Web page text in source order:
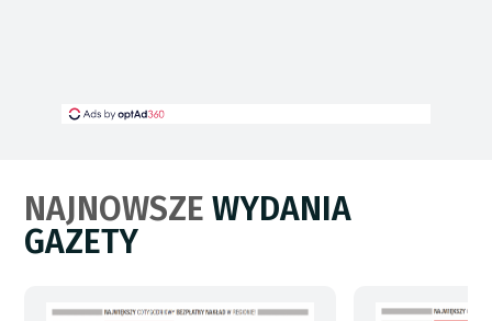
NAJNOWSZEWYDANIA
GAZETY